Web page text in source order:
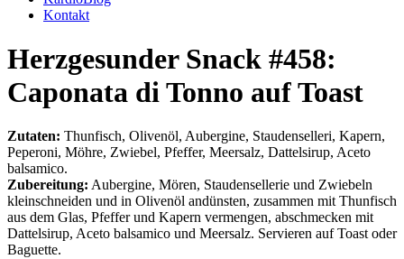
Kontakt
Herzgesunder Snack #458:
Caponata di Tonno auf Toast
Zutaten: Thunfisch, Olivenöl, Aubergine, Staudenselleri, Kapern,
Peperoni, Möhre, Zwiebel, Pfeffer, Meersalz, Dattelsirup, Aceto
balsamico.
Zubereitung: Aubergine, Mören, Staudensellerie und Zwiebeln
kleinschneiden und in Olivenöl andünsten, zusammen mit Thunfisch
aus dem Glas, Pfeffer und Kapern vermengen, abschmecken mit
Dattelsirup, Aceto balsamico und Meersalz. Servieren auf Toast oder
Baguette.